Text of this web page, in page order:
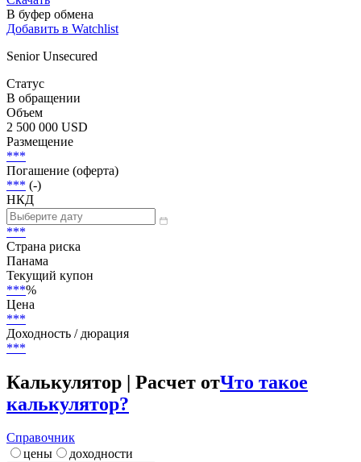
В буфер обмена
Добавить в Watchlist
Senior Unsecured
Статус
В обращении
Объем
2 500 000 USD
Размещение
***
Погашение (оферта)
*** (-)
НКД
***
Страна риска
Панама
Текущий купон
***%
Цена
***
Доходность / дюрация
***
Калькулятор | Расчет отЧто такое
калькулятор?
Справочник
цены
доходности